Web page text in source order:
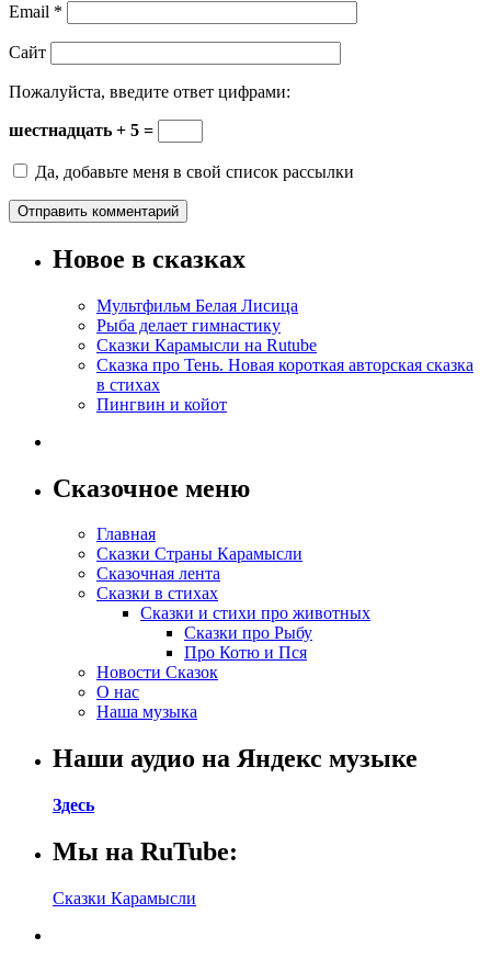
Email *
Сайт
Пожалуйста, введите ответ цифрами:
шестнадцать + 5 =
Да, добавьте меня в свой список рассылки
Новое в сказках
Мультфильм Белая Лисица
Рыба делает гимнастику
Сказки Карамысли на Rutube
Сказка про Тень. Новая короткая авторская сказка
в стихах
Пингвин и койот
Сказочное меню
Главная
Сказки Страны Карамысли
Сказочная лента
Сказки в стихах
Сказки и стихи про животных
Сказки про Рыбу
Про Котю и Пся
Новости Сказок
О нас
Наша музыка
Наши аудио на Яндекс музыке
Здесь
Мы на RuTube:
Сказки Карамысли